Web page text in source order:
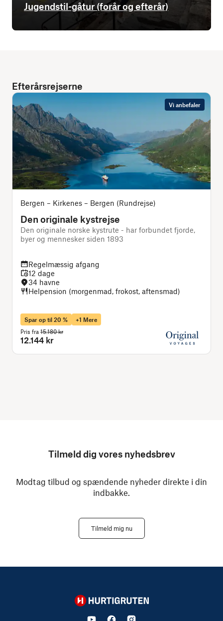
Jugendstil-gåtur (forår og efterår)
Efterårsrejserne
Vi anbefaler
Bergen – Kirkenes – Bergen (Rundrejse)
Den originale kystrejse
Den originale norske kystrute - har forbundet fjorde,
byer og mennesker siden 1893
Regelmæssig afgang
12 dage
34 havne
Helpension (morgenmad, frokost, aftensmad)
Spar op til 20 %
+1 Mere
Pris fra 15.180 kr
12.144 kr
Tilmeld dig vores nyhedsbrev
Modtag tilbud og spændende nyheder direkte i din
indbakke.
Tilmeld mig nu
Hurtigruten